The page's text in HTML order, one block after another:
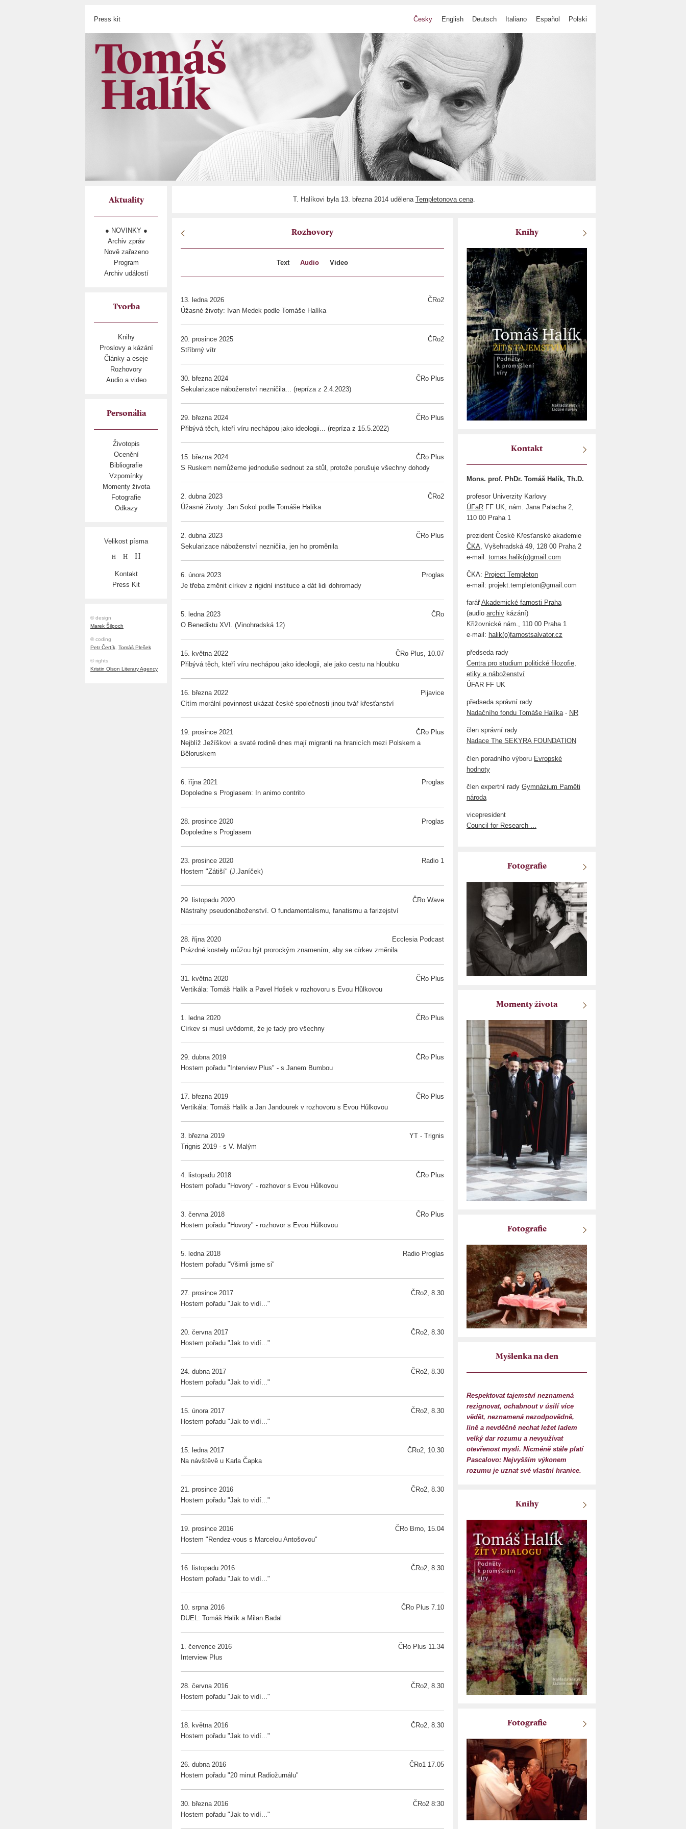
Press kit Česky English Deutsch Italiano Español Polski
Aktuality
● NOVINKY ●
Archiv zpráv
Nově zařazeno
Program
Archiv událostí
Tvorba
Knihy
Proslovy a kázání
Články a eseje
Rozhovory
Audio a video
Personália
Životopis
Ocenění
Bibliografie
Vzpomínky
Momenty života
Fotografie
Odkazy
Velikost písma
H H H
Kontakt
Press Kit
© design
Marek Šilpoch
© coding
Petr Čertík, Tomáš Plešek
© rights
Kristin Olson Literary Agency
T. Halíkovi byla 13. března 2014 udělena Templetonova cena.
Rozhovory
Text Audio Video
13. ledna 2026
ČRo2
Úžasné životy: Ivan Medek podle Tomáše Halíka
20. prosince 2025
ČRo2
Stříbrný vítr
30. března 2024
ČRo Plus
Sekularizace náboženství nezničila... (repríza z 2.4.2023)
29. března 2024
ČRo Plus
Přibývá těch, kteří víru nechápou jako ideologii... (repríza z 15.5.2022)
15. března 2024
ČRo Plus
S Ruskem nemůžeme jednoduše sednout za stůl, protože porušuje všechny dohody
2. dubna 2023
ČRo2
Úžasné životy: Jan Sokol podle Tomáše Halíka
2. dubna 2023
ČRo Plus
Sekularizace náboženství nezničila, jen ho proměnila
6. února 2023
Proglas
Je třeba změnit církev z rigidní instituce a dát lidi dohromady
5. ledna 2023
ČRo
O Benediktu XVI. (Vinohradská 12)
15. května 2022
ČRo Plus, 10.07
Přibývá těch, kteří víru nechápou jako ideologii, ale jako cestu na hloubku
16. března 2022
Pijavice
Cítím morální povinnost ukázat české společnosti jinou tvář křesťanství
19. prosince 2021
ČRo Plus
Nejblíž Ježíškovi a svaté rodině dnes mají migranti na hranicích mezi Polskem a
Běloruskem
6. října 2021
Proglas
Dopoledne s Proglasem: In animo contrito
28. prosince 2020
Proglas
Dopoledne s Proglasem
23. prosince 2020
Radio 1
Hostem "Zátiší" (J.Janíček)
29. listopadu 2020
ČRo Wave
Nástrahy pseudonáboženství. O fundamentalismu, fanatismu a farizejství
28. října 2020
Ecclesia Podcast
Prázdné kostely můžou být prorockým znamením, aby se církev změnila
31. května 2020
ČRo Plus
Vertikála: Tomáš Halík a Pavel Hošek v rozhovoru s Evou Hůlkovou
1. ledna 2020
ČRo Plus
Církev si musí uvědomit, že je tady pro všechny
29. dubna 2019
ČRo Plus
Hostem pořadu "Interview Plus" - s Janem Bumbou
17. března 2019
ČRo Plus
Vertikála: Tomáš Halík a Jan Jandourek v rozhovoru s Evou Hůlkovou
3. března 2019
YT - Trignis
Trignis 2019 - s V. Malým
4. listopadu 2018
ČRo Plus
Hostem pořadu "Hovory" - rozhovor s Evou Hůlkovou
3. června 2018
ČRo Plus
Hostem pořadu "Hovory" - rozhovor s Evou Hůlkovou
5. ledna 2018
Radio Proglas
Hostem pořadu "Všimli jsme si"
27. prosince 2017
ČRo2, 8.30
Hostem pořadu "Jak to vidí..."
20. června 2017
ČRo2, 8.30
Hostem pořadu "Jak to vidí..."
24. dubna 2017
ČRo2, 8.30
Hostem pořadu "Jak to vidí..."
15. února 2017
ČRo2, 8.30
Hostem pořadu "Jak to vidí..."
15. ledna 2017
ČRo2, 10.30
Na návštěvě u Karla Čapka
21. prosince 2016
ČRo2, 8.30
Hostem pořadu "Jak to vidí..."
19. prosince 2016
ČRo Brno, 15.04
Hostem "Rendez-vous s Marcelou Antošovou"
16. listopadu 2016
ČRo2, 8.30
Hostem pořadu "Jak to vidí..."
10. srpna 2016
ČRo Plus 7.10
DUEL: Tomáš Halík a Milan Badal
1. července 2016
ČRo Plus 11.34
Interview Plus
28. června 2016
ČRo2, 8.30
Hostem pořadu "Jak to vidí..."
18. května 2016
ČRo2, 8.30
Hostem pořadu "Jak to vidí..."
26. dubna 2016
ČRo1 17.05
Hostem pořadu "20 minut Radiožurnálu"
30. března 2016
ČRo2 8:30
Hostem pořadu "Jak to vidí..."
Knihy
Kontakt
Mons. prof. PhDr. Tomáš Halík, Th.D.
profesor Univerzity Karlovy
ÚFaR FF UK, nám. Jana Palacha 2,
110 00 Praha 1
prezident České Křesťanské akademie
ČKA , Vyšehradská 49, 128 00 Praha 2
e-mail: tomas.halik(o)gmail.com
ČKA: Project Templeton
e-mail: projekt.templeton@gmail.com
farářAkademické farnosti Praha
(audio archiv kázání)
Křižovnické nám., 110 00 Praha 1
e-mail: halik(o)farnostsalvator.cz
předseda rady
Centra pro studium politické filozofie,
etiky a náboženství
ÚFAR FF UK
předseda správní rady
Nadačního fondu Tomáše Halíka - NR
člen správní rady
Nadace The SEKYRA FOUNDATION
člen poradního výboru Evropské
hodnoty
člen expertní rady Gymnázium Paměti
národa
vicepresident
Council for Research ...
Fotografie
Momenty života
Fotografie
Myšlenka na den
Respektovat tajemství neznamená
rezignovat, ochabnout v úsilí více
vědět, neznamená nezodpovědně,
líně a nevděčně nechat ležet ladem
velký dar rozumu a nevyužívat
otevřenost mysli. Nicméně stále platí
Pascalovo: Nejvyšším výkonem
rozumu je uznat své vlastní hranice.
Knihy
Fotografie